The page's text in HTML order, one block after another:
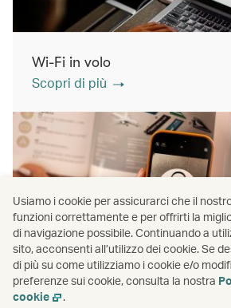
Wi-Fi in volo
Scopri di più
Shopping in volo
Scopri di più
Usiamo i cookie per assicurarci che il
funzioni correttamente e per offrirti la
di navigazione possibile. Continuando a
sito, acconsenti all’utilizzo dei cookie. Se
di più su come utilizziamo i cookie e/o
preferenze sui cookie, consulta la nostra
cookie
.